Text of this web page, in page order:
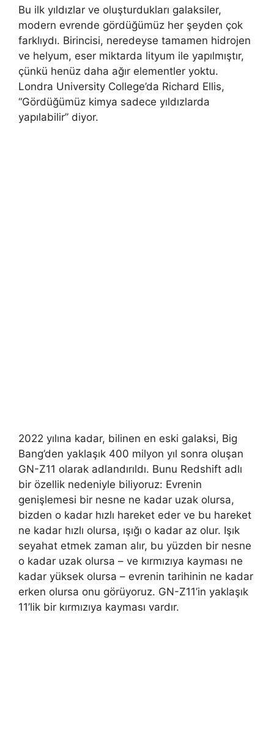
Bu ilk yıldızlar ve oluşturdukları galaksiler,
modern evrende gördüğümüz her şeyden çok
farklıydı. Birincisi, neredeyse tamamen hidrojen
ve helyum, eser miktarda lityum ile yapılmıştır,
çünkü henüz daha ağır elementler yoktu.
Londra University College’da Richard Ellis,
“Gördüğümüz kimya sadece yıldızlarda
yapılabilir” diyor.
2022 yılına kadar, bilinen en eski galaksi, Big
Bang’den yaklaşık 400 milyon yıl sonra oluşan
GN-Z11 olarak adlandırıldı. Bunu Redshift adlı
bir özellik nedeniyle biliyoruz: Evrenin
genişlemesi bir nesne ne kadar uzak olursa,
bizden o kadar hızlı hareket eder ve bu hareket
ne kadar hızlı olursa, ışığı o kadar az olur. Işık
seyahat etmek zaman alır, bu yüzden bir nesne
o kadar uzak olursa – ve kırmızıya kayması ne
kadar yüksek olursa – evrenin tarihinin ne kadar
erken olursa onu görüyoruz. GN-Z11’in yaklaşık
11’lik bir kırmızıya kayması vardır.